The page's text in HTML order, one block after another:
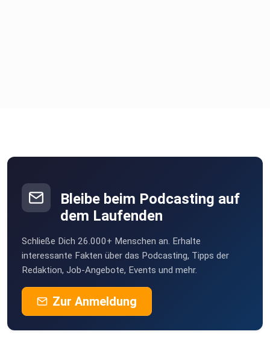
Bleibe beim Podcasting auf
dem Laufenden
Schließe Dich 26.000+ Menschen an. Erhalte
interessante Fakten über das Podcasting, Tipps der
Redaktion, Job-Angebote, Events und mehr.
Zur Anmeldung